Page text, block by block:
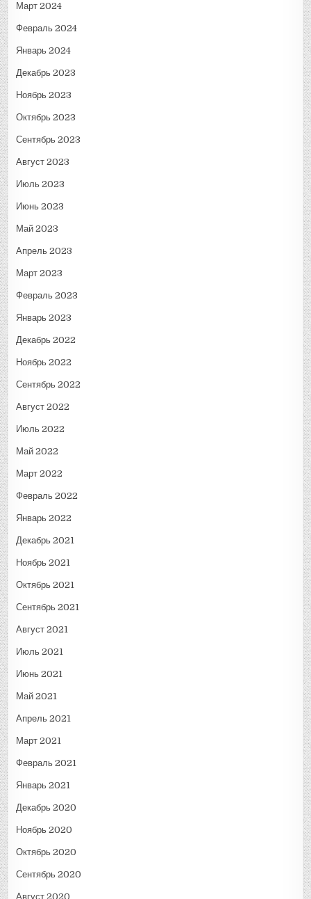
Март 2024
Февраль 2024
Январь 2024
Декабрь 2023
Ноябрь 2023
Октябрь 2023
Сентябрь 2023
Август 2023
Июль 2023
Июнь 2023
Май 2023
Апрель 2023
Март 2023
Февраль 2023
Январь 2023
Декабрь 2022
Ноябрь 2022
Сентябрь 2022
Август 2022
Июль 2022
Май 2022
Март 2022
Февраль 2022
Январь 2022
Декабрь 2021
Ноябрь 2021
Октябрь 2021
Сентябрь 2021
Август 2021
Июль 2021
Июнь 2021
Май 2021
Апрель 2021
Март 2021
Февраль 2021
Январь 2021
Декабрь 2020
Ноябрь 2020
Октябрь 2020
Сентябрь 2020
Август 2020